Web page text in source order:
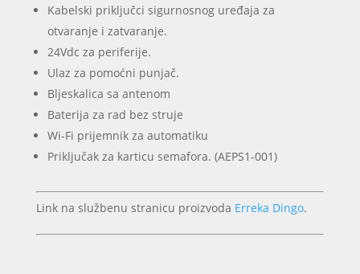
Kabelski priključci sigurnosnog uređaja za
otvaranje i zatvaranje.
24Vdc za periferije.
Ulaz za pomoćni punjač.
Bljeskalica sa antenom
Baterija za rad bez struje
Wi-Fi prijemnik za automatiku
Priključak za karticu semafora. (AEPS1-001)
Link na službenu stranicu proizvoda Erreka Dingo.